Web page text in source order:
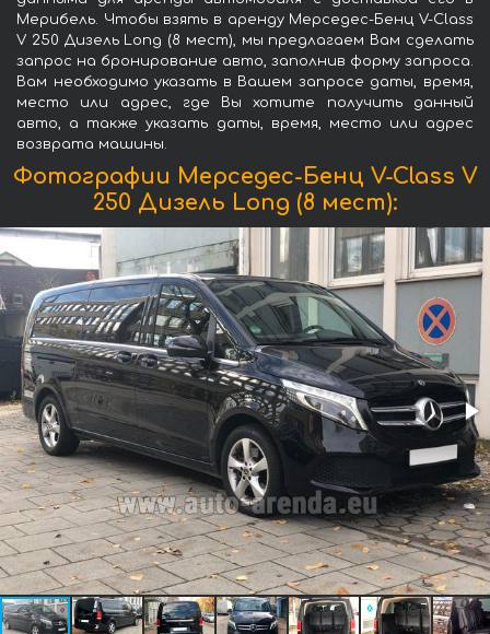
Мерибель. Чтобы взять в аренду Мерседес-Бенц V-Class
V 250 Дизель Long (8 мест), мы предлагаем Вам сделать
запрос на бронирование авто, заполнив форму запроса.
Вам необходимо указать в Вашем запросе даты, время,
место или адрес, где Вы хотите получить данный
авто, а также указать даты, время, место или адрес
возврата машины.
Фотографии Мерседес-Бенц V-Class V
250 Дизель Long (8 мест):